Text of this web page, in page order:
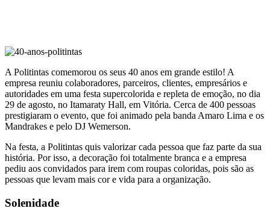
A Politintas comemorou os seus 40 anos em grande estilo! A
empresa reuniu colaboradores, parceiros, clientes, empresários e
autoridades em uma festa supercolorida e repleta de emoção, no dia
29 de agosto, no Itamaraty Hall, em Vitória. Cerca de 400 pessoas
prestigiaram o evento, que foi animado pela banda Amaro Lima e os
Mandrakes e pelo DJ Wemerson.
Na festa, a Politintas quis valorizar cada pessoa que faz parte da sua
história. Por isso, a decoração foi totalmente branca e a empresa
pediu aos convidados para irem com roupas coloridas, pois são as
pessoas que levam mais cor e vida para a organização.
Solenidade